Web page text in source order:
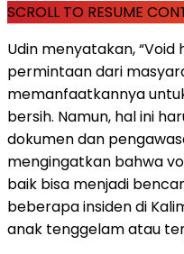
SCROLL TO RESUME
Udin menyatakan,
permintaan dari
memanfaatkannya
bersih. Namun, hal ini
dokumen dan
mengingatkan bahwa
baik bisa menjadi
beberapa insiden di
anak tenggelam atau